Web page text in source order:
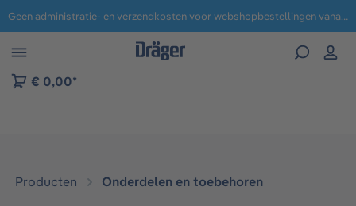
naar navigatie B2B-platform Geen administratie- en verzendkosten voor webshopbestellingen vanaf € 100,-.
€ 0,00*
Producten Onderdelen en toebehoren